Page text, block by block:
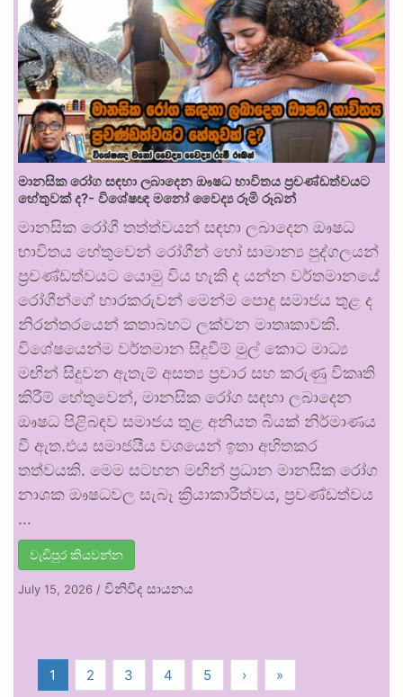
මානසික රෝග සඳහා ලබාදෙන ඖෂධ භාවිතය ප්‍රචණ්ඩත්වයට
හේතුවක් ද?- විශේෂඥ මනෝ වෛද්‍ය රූමි රූබන්
මානසික රෝගී තත්ත්වයන් සඳහා ලබාදෙන ඖෂධ
භාවිතය හේතුවෙන් රෝගීන් හෝ සාමාන්‍ය පුද්ගලයන්
ප්‍රචණ්ඩත්වයට යොමු විය හැකි ද යන්න වර්තමානයේ
රෝගීන්ගේ භාරකරුවන් මෙන්ම පොදු සමාජය තුළ ද
නිරන්තරයෙන් කතාබහට ලක්වන මාතෘකාවකි.
විශේෂයෙන්ම වර්තමාන සිදුවීම් මුල් කොට මාධ්‍ය
මඟින් සිදුවන ඇතැම් අසත්‍ය ප්‍රචාර සහ කරුණු විකෘති
කිරීම් හේතුවෙන්, මානසික රෝග සඳහා ලබාදෙන
ඖෂධ පිළිබඳව සමාජය තුළ අනියත බියක් නිර්මාණය
වී ඇත.එය සමාජයීය වශයෙන් ඉතා අහිතකර
තත්වයකි. මෙම සටහන මඟින් ප්‍රධාන මානසික රෝග
නාශක ඖෂධවල සැබෑ ක්‍රියාකාරීත්වය, ප්‍රචණ්ඩත්වය
…
වැඩිපුර කියවන්න
July 15, 2026 / විනිවිද සායනය
1 2 3 4 5 › »